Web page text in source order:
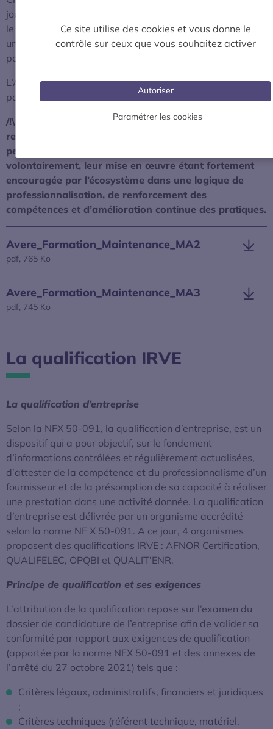
Ce site utilise des cookies et vous donne le
contrôle sur ceux que vous souhaitez activer
Autoriser
Paramétrer les cookies
jour en juin 2026 : un référentiel MA2 qui vient compléter
le MA1 sur la maintenance des points de recharge AC et
un référentiel MA3 qui porte sur la maintenance des
points de recharge DC.
L’Avere-France invite l’ensemble de l’écosystème et des
parties prenantes à s’emparer de ces référentiels.
/!\
Pour rappel, à ce jour, ces deux référentiels ne
revêtent pas de caractère obligatoire. Les acteurs
peuvent néanmoins choisir de s’y conformer
volontairement, leur mise en œuvre étant fortement
encouragée par l’écosystème dans une logique de
professionnalisation, de renforcement des
compétences et d’amélioration continue des pratiques.
Avere_Formation_Maintenance_MA2
pdf, 765 Ko
S’ouvre dans une nouvelle fenêtre
Avere_Formation_Maintenance_MA3
pdf, 745 Ko
La qualification IRVE
La qualification d’entreprise
Selon la NFX 50-091, la qualification d’entreprise, est un
dispositif qui a pour objectif, sur le fondement
d’informations contrôlées et régulièrement actualisées,
d’attester de la compétence et du professionnalisme d’un
fournisseur et de la présomption de sa capacité à réaliser
une prestation dans une activité donnée. La qualification
d’entreprise est délivrée par un organisme accrédité
selon la norme NF X 50-091. A ce jour, 4 organismes
proposent des qualifications IRVE : AFNOR Certification,
QUALIFELEC, OPQBI et QUALIT’ENR.
Principe de qualification et ses exigences
L’attribution de la qualification repose sur l’examen du
dossier de candidature de l’entreprise afin de valider sa
conformité par rapport aux exigences de qualification
(apportée par la norme NFX 50-091 et des annexes de
l’arrêté du 27 octobre 2021) tels que :
Critères légaux, administratifs, financiers et juridiques
;
Critères techniques (référent technique, matériel,